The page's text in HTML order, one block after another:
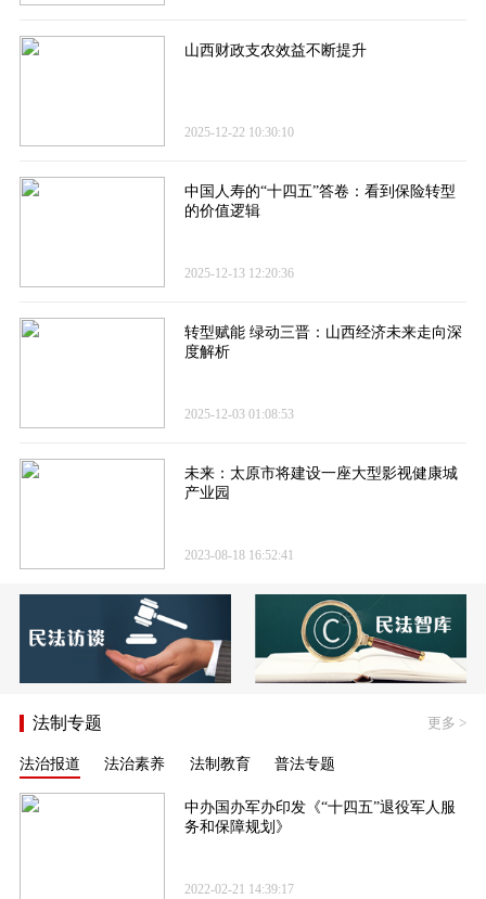
山西财政支农效益不断提升
2025-12-22 10:30:10
中国人寿的“十四五”答卷​：看到保险转型
的价值逻辑
2025-12-13 12:20:36
转型赋能 绿动三晋：山西经济未来走向深
度解析
2025-12-03 01:08:53
未来：太原市将建设一座大型影视健康城
产业园
2023-08-18 16:52:41
法制专题 更多 >
法治报道 法治素养 法制教育 普法专题
中办国办军办印发《“十四五”退役军人服
务和保障规划》
2022-02-21 14:39:17